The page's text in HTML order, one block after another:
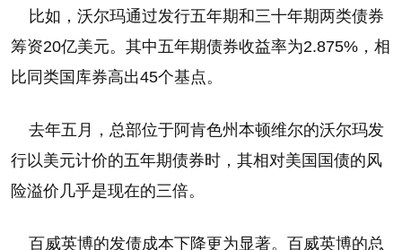
比如，沃尔玛通过发行五年期和三十年期两类债券
筹资20亿美元。其中五年期债券收益率为2.875%，相
比同类国库券高出45个基点。
去年五月，总部位于阿肯色州本顿维尔的沃尔玛发
行以美元计价的五年期债券时，其相对美国国债的风
险溢价几乎是现在的三倍。
百威英博的发债成本下降更为显著。百威英博的总